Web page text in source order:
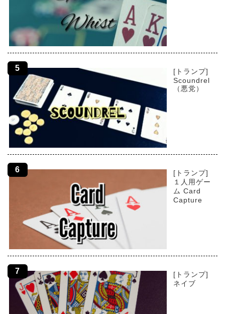
[トランプ]
Scoundrel
（悪党）
[トランプ]
１人用ゲー
ム Card
Capture
[トランプ]
ネイブ